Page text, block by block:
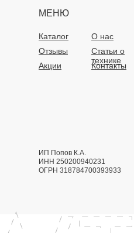
МЕНЮ
Каталог О нас
Статьи о
технике
Отзывы
Акции
Контакты
ИП Попов К.А.
ИНН 250200940231
ОГРН 318784700393933